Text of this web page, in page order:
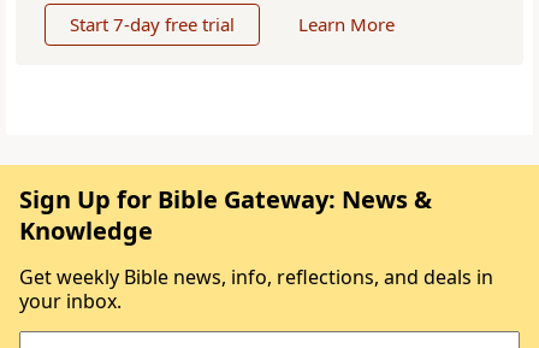
Start 7-day free trial Learn More
Sign Up for Bible Gateway: News &
Knowledge
Get weekly Bible news, info, reflections, and deals in
your inbox.